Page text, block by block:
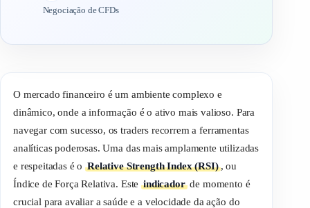
Negociação de CFDs
O mercado financeiro é um ambiente complexo e
dinâmico, onde a informação é o ativo mais valioso. Para
navegar com sucesso, ostraders recorrem a ferramentas
analíticas poderosas. Uma das mais amplamente utilizadas
e respeitadas é oRelative Strength Index (RSI), ou
Índice de Força Relativa. Esteindicadorde momento é
crucial para avaliar a saúde e a velocidade da ação do